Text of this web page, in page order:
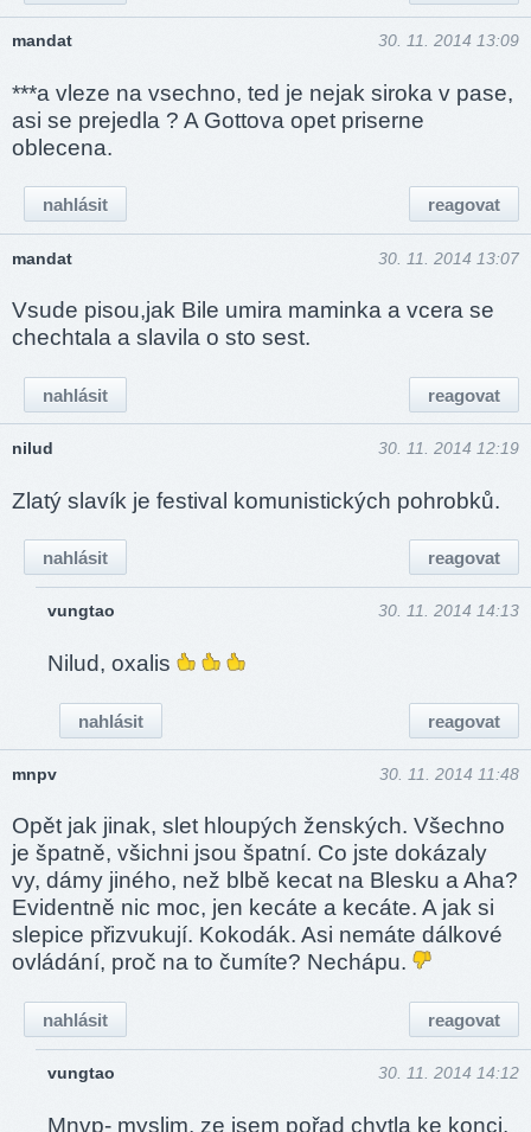
mandat 30. 11. 2014 13:09
***a vleze na vsechno, ted je nejak siroka v pase,
asi se prejedla ? A Gottova opet priserne
oblecena.
reagovat
nahlásit
mandat 30. 11. 2014 13:07
Vsude pisou,jak Bile umira maminka a vcera se
chechtala a slavila o sto sest.
reagovat
nahlásit
nilud 30. 11. 2014 12:19
Zlatý slavík je festival komunistických pohrobků.
reagovat
nahlásit
vungtao 30. 11. 2014 14:13
Nilud, oxalis
reagovat
nahlásit
mnpv 30. 11. 2014 11:48
Opět jak jinak, slet hloupých ženských. Všechno
je špatně, všichni jsou špatní. Co jste dokázaly
vy, dámy jiného, než blbě kecat na Blesku a Aha?
Evidentně nic moc, jen kecáte a kecáte. A jak si
slepice přizvukují. Kokodák. Asi nemáte dálkové
ovládání, proč na to čumíte? Nechápu.
reagovat
nahlásit
vungtao 30. 11. 2014 14:12
Mnvp- myslim, ze jsem pořad chytla ke konci,